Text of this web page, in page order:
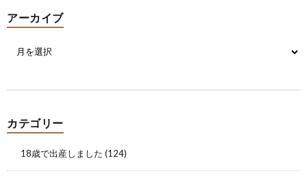
アーカイブ
カテゴリー
18歳で出産しました (124)